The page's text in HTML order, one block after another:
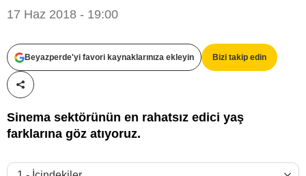
17 Haz 2018 - 19:00
Beyazperde'yi favori kaynaklarınıza ekleyin Bizi takip edin
Paylaş!
Sinema sektörünün en rahatsız edici yaş
farklarına göz atıyoruz.